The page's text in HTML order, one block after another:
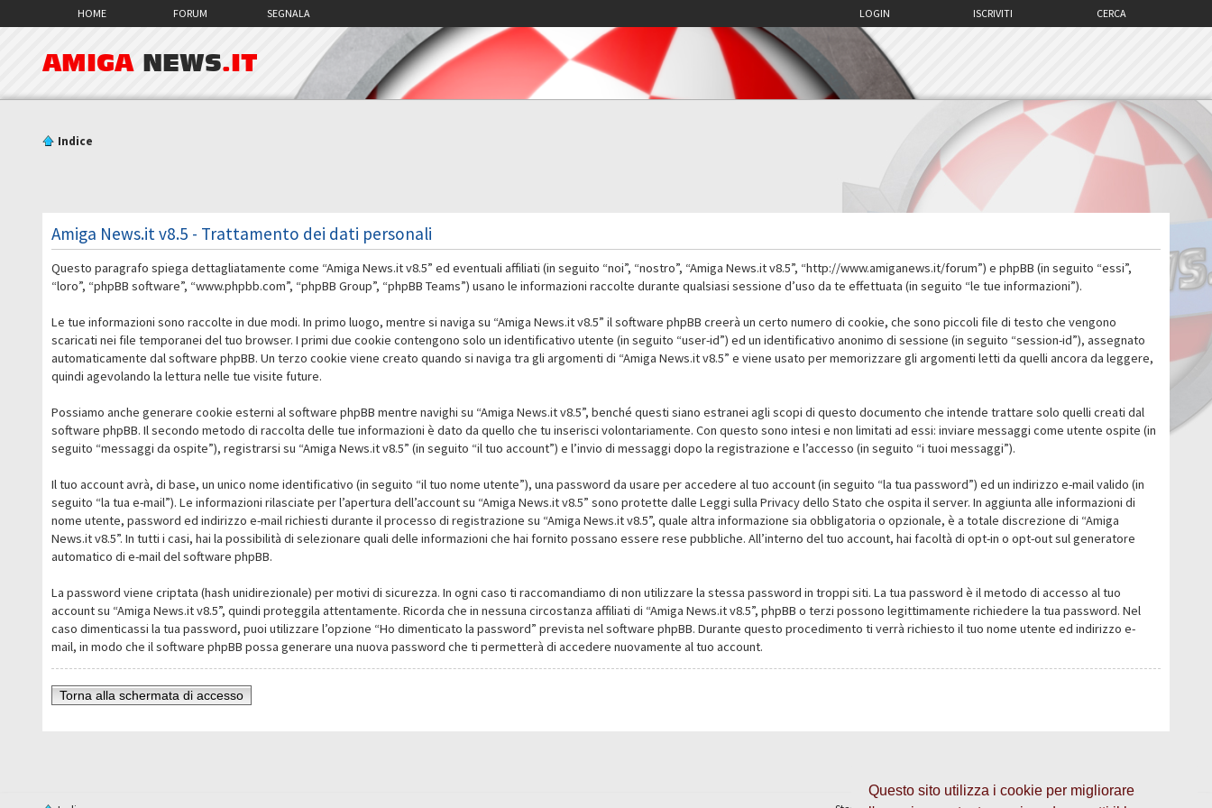
Questo sito utilizza i cookie per migliorare
HOME FORUM SEGNALA CERCA
ISCRIVITI
LOGIN
AMIGA NEWS.IT
Indice
Amiga News.it v8.5 - Trattamento dei dati personali
Questo paragrafo spiega dettagliatamente come “Amiga News.it v8.5” ed eventuali affiliati (in seguito “noi”, “nostro”, “Amiga News.it v8.5”, “http://www.amiganews.it/forum”) e phpBB (in seguito “essi”,
“loro”, “phpBB software”, “www.phpbb.com”, “phpBB Group”, “phpBB Teams”) usano le informazioni raccolte durante qualsiasi sessione d’uso da te effettuata (in seguito “le tue informazioni”).
Le tue informazioni sono raccolte in due modi. In primo luogo, mentre si naviga su “Amiga News.it v8.5” il software phpBB creerà un certo numero di cookie, che sono piccoli file di testo che vengono
scaricati nei file temporanei del tuo browser. I primi due cookie contengono solo un identificativo utente (in seguito “user-id”) ed un identificativo anonimo di sessione (in seguito “session-id”), assegnato
automaticamente dal software phpBB. Un terzo cookie viene creato quando si naviga tra gli argomenti di “Amiga News.it v8.5” e viene usato per memorizzare gli argomenti letti da quelli ancora da leggere,
quindi agevolando la lettura nelle tue visite future.
Possiamo anche generare cookie esterni al software phpBB mentre navighi su “Amiga News.it v8.5”, benché questi siano estranei agli scopi di questo documento che intende trattare solo quelli creati dal
software phpBB. Il secondo metodo di raccolta delle tue informazioni è dato da quello che tu inserisci volontariamente. Con questo sono intesi e non limitati ad essi: inviare messaggi come utente ospite (in
seguito “messaggi da ospite”), registrarsi su “Amiga News.it v8.5” (in seguito “il tuo account”) e l’invio di messaggi dopo la registrazione e l’accesso (in seguito “i tuoi messaggi”).
Il tuo account avrà, di base, un unico nome identificativo (in seguito “il tuo nome utente”), una password da usare per accedere al tuo account (in seguito “la tua password”) ed un indirizzo e-mail valido (in
seguito “la tua e-mail”). Le informazioni rilasciate per l’apertura dell’account su “Amiga News.it v8.5” sono protette dalle Leggi sulla Privacy dello Stato che ospita il server. In aggiunta alle informazioni di
nome utente, password ed indirizzo e-mail richiesti durante il processo di registrazione su “Amiga News.it v8.5”, quale altra informazione sia obbligatoria o opzionale, è a totale discrezione di “Amiga
News.it v8.5”. In tutti i casi, hai la possibilità di selezionare quali delle informazioni che hai fornito possano essere rese pubbliche. All’interno del tuo account, hai facoltà di opt-in o opt-out sul generatore
automatico di e-mail del software phpBB.
La password viene criptata (hash unidirezionale) per motivi di sicurezza. In ogni caso ti raccomandiamo di non utilizzare la stessa password in troppi siti. La tua password è il metodo di accesso al tuo
account su “Amiga News.it v8.5”, quindi proteggila attentamente. Ricorda che in nessuna circostanza affiliati di “Amiga News.it v8.5”, phpBB o terzi possono legittimamente richiedere la tua password. Nel
caso dimenticassi la tua password, puoi utilizzare l’opzione “Ho dimenticato la password” prevista nel software phpBB. Durante questo procedimento ti verrà richiesto il tuo nome utente ed indirizzo e-
mail, in modo che il software phpBB possa generare una nuova password che ti permetterà di accedere nuovamente al tuo account.
Torna alla schermata di accesso